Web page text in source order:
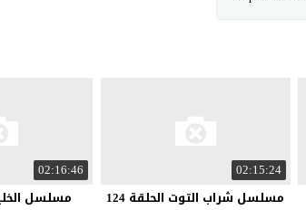
02:15:24
مسلسل شراب التوت الحلقة 124
02:16:46
مسلسل